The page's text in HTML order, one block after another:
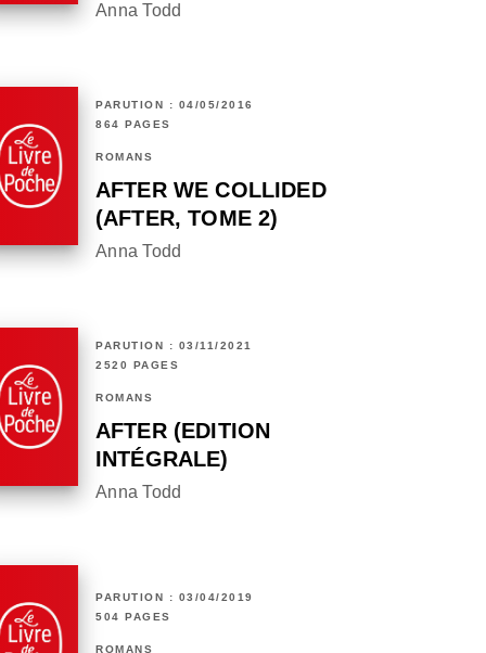
Anna Todd
PARUTION : 04/05/2016
864 PAGES
ROMANS
AFTER WE COLLIDED
(AFTER, TOME 2)
Anna Todd
PARUTION : 03/11/2021
2520 PAGES
ROMANS
AFTER (EDITION
INTÉGRALE)
Anna Todd
PARUTION : 03/04/2019
504 PAGES
ROMANS